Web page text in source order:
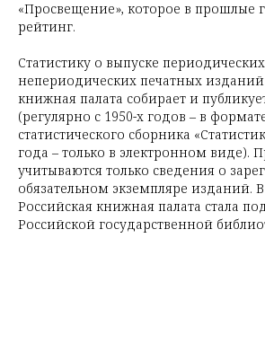
«Просвещение», которое в прошлые
рейтинг.
Статистику о выпуске
непериодических печатных изданий
книжная палата собирает и
(регулярно с 1950-х годов – в
статистического сборника
года – только в электронном виде).
учитываются только сведения о
обязательном экземпляре изданий.
Российская книжная палата стала
Российской государственной